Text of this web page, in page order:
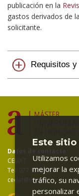
publicación en la
gastos derivados de
solicitante.
Requisitos
Datos de contacto:
CEDAT
Tel: 977 55 83 94
cedat@urv.cat
Este
Utilizamos
mejorar la
tráfico, su
personalizar